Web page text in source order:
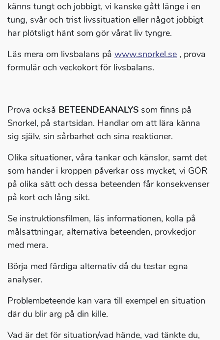
känns tungt och jobbigt, vi kanske gått länge i en
tung, svår och trist livssituation eller något jobbigt
har plötsligt hänt som gör vårat liv tyngre.
Läs mera om livsbalans på www.snorkel.se , prova
formulär och veckokort för livsbalans.
Prova också BETEENDEANALYS som finns på
Snorkel, på startsidan. Handlar om att lära känna
sig själv, sin sårbarhet och sina reaktioner.
Olika situationer, våra tankar och känslor, samt det
som händer i kroppen påverkar oss mycket, vi GÖR
på olika sätt och dessa beteenden får konsekvenser
på kort och lång sikt.
Se instruktionsfilmen, läs informationen, kolla på
målsättningar, alternativa beteenden, provkedjor
med mera.
Börja med färdiga alternativ då du testar egna
analyser.
Problembeteende kan vara till exempel en situation
där du blir arg på din kille.
Vad är det för situation/vad hände, vad tänkte du,